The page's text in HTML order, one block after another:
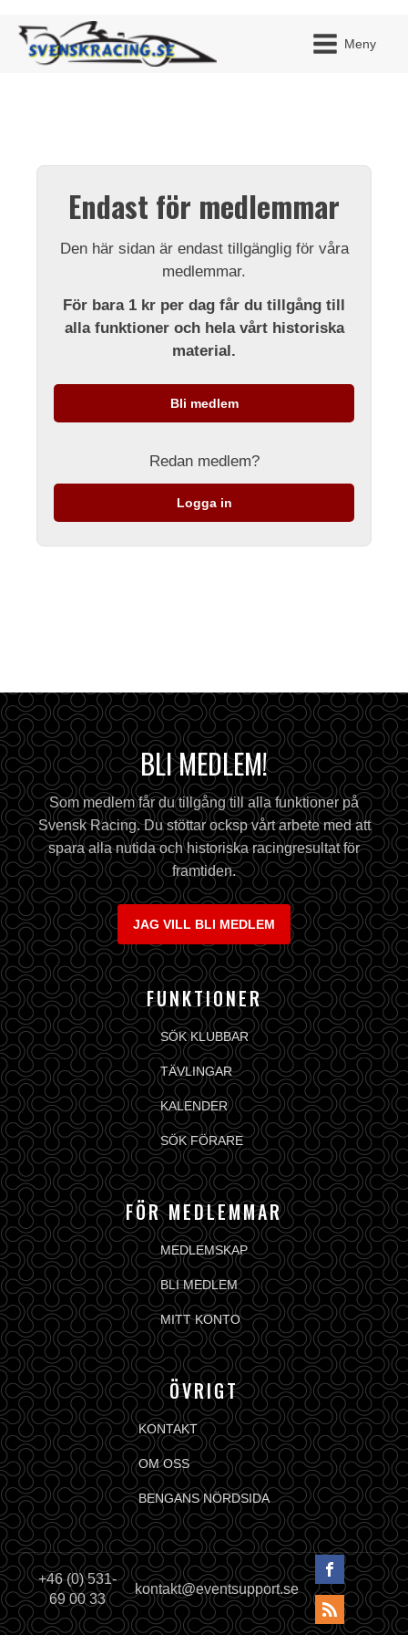
Meny
Endast för medlemmar
Den här sidan är endast tillgänglig för våra
medlemmar.
För bara 1 kr per dag får du tillgång till
alla funktioner och hela vårt historiska
material.
Bli medlem
Redan medlem?
Logga in
BLI MEDLEM!
Som medlem får du tillgång till alla funktioner på
Svensk Racing. Du stöttar ocksp vårt arbete med att
spara alla nutida och historiska racingresultat för
framtiden.
JAG VILL BLI MEDLEM
FUNKTIONER
SÖK KLUBBAR
TÄVLINGAR
KALENDER
SÖK FÖRARE
FÖR MEDLEMMAR
MEDLEMSKAP
BLI MEDLEM
MITT KONTO
ÖVRIGT
KONTAKT
OM OSS
BENGANS NÖRDSIDA
+46 (0) 531-
69 00 33
kontakt@eventsupport.se